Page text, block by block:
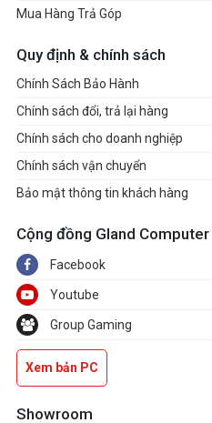
Mua Hàng Trả Góp
Quy định & chính sách
Chính Sách Bảo Hành
Chính sách đổi, trả lại hàng
Chính sách cho doanh nghiệp
Chính sách vận chuyển
Bảo mật thông tin khách hàng
Cộng đồng Gland Computer
Facebook
Youtube
Group Gaming
Xem bản PC
Showroom